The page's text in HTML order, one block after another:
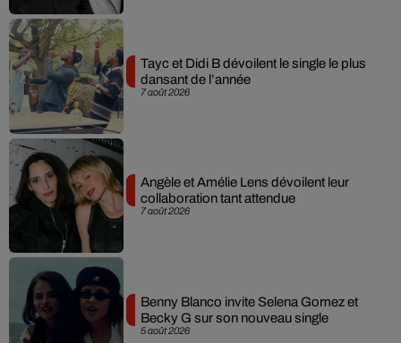
7 août 2026
Tayc et Didi B dévoilent le single le plus
dansant de l’année
7 août 2026
Angèle et Amélie Lens dévoilent leur
collaboration tant attendue
5 août 2026
Benny Blanco invite Selena Gomez et
Becky G sur son nouveau single